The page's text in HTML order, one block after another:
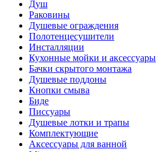
Душ
Раковины
Душевые ограждения
Полотенцесушители
Инсталляции
Кухонные мойки и аксессуары
Бачки скрытого монтажа
Душевые поддоны
Кнопки смыва
Биде
Писсуары
Душевые лотки и трапы
Комплектующие
Аксессуары для ванной